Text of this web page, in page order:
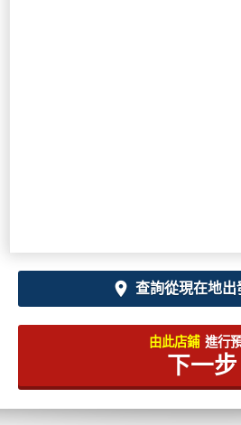
查詢從現在地出
由此店鋪 進行
下一步